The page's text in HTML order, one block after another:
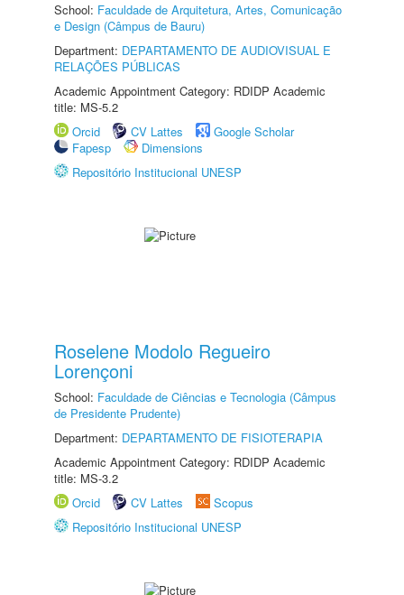
School: Faculdade de Arquitetura, Artes, Comunicação
e Design (Câmpus de Bauru)
Department: DEPARTAMENTO DE AUDIOVISUAL E
RELAÇÕES PÚBLICAS
Academic Appointment Category: RDIDP Academic
title: MS-5.2
Orcid
CV Lattes
Google Scholar
Fapesp
Dimensions
Repositório Institucional UNESP
Roselene Modolo Regueiro
Lorençoni
School: Faculdade de Ciências e Tecnologia (Câmpus
de Presidente Prudente)
Department: DEPARTAMENTO DE FISIOTERAPIA
Academic Appointment Category: RDIDP Academic
title: MS-3.2
Orcid
CV Lattes
Scopus
Repositório Institucional UNESP